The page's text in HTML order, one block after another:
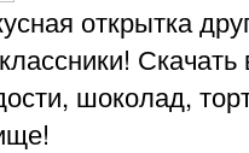
открытка
шоколад,